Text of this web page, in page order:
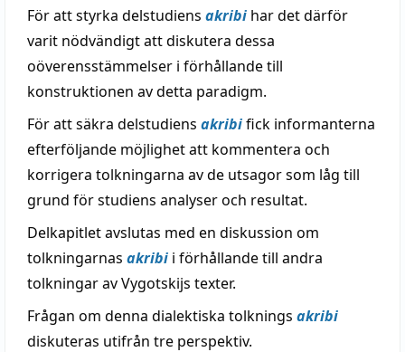
För att styrka delstudiens akribi har det därför
varit nödvändigt att diskutera dessa
oöverensstämmelser i förhållande till
konstruktionen av detta paradigm.
För att säkra delstudiens akribifick informanterna
efterföljande möjlighet att kommentera och
korrigera tolkningarna av de utsagor som låg till
grund för studiens analyser och resultat.
Delkapitlet avslutas med en diskussion om
tolkningarnas akribi i förhållande till andra
tolkningar av Vygotskijs texter.
Frågan om denna dialektiska tolknings akribi
diskuteras utifrån tre perspektiv.